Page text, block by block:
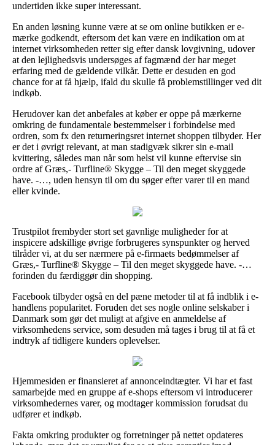
undertiden ikke super interessant.
En anden løsning kunne være at se om online butikken er e-
mærke godkendt, eftersom det kan være en indikation om at
internet virksomheden retter sig efter dansk lovgivning, udover
at den lejlighedsvis undersøges af fagmænd der har meget
erfaring med de gældende vilkår. Dette er desuden en god
chance for at få hjælp, ifald du skulle få problemstillinger ved dit
indkøb.
Herudover kan det anbefales at køber er oppe på mærkerne
omkring de fundamentale bestemmelser i forbindelse med
ordren, som fx den returneringsret internet shoppen tilbyder. Her
er det i øvrigt relevant, at man stadigvæk sikrer sin e-mail
kvittering, således man når som helst vil kunne eftervise sin
ordre af Græs,- Turfline® Skygge – Til den meget skyggede
have. -…, uden hensyn til om du søger efter varer til en mand
eller kvinde.
Trustpilot frembyder stort set gavnlige muligheder for at
inspicere adskillige øvrige forbrugeres synspunkter og herved
tilråder vi, at du ser nærmere på e-firmaets bedømmelser af
Græs,- Turfline® Skygge – Til den meget skyggede have. -…
forinden du færdiggør din shopping.
Facebook tilbyder også en del pæne metoder til at få indblik i e-
handlens popularitet. Foruden det ses nogle online selskaber i
Danmark som gør det muligt at afgive en anmeldelse af
virksomhedens service, som desuden må tages i brug til at få et
indtryk af tidligere kunders oplevelser.
Hjemmesiden er finansieret af annonceindtægter. Vi har et fast
samarbejde med en gruppe af e-shops eftersom vi introducerer
virksomhedernes varer, og modtager kommission forudsat du
udfører et indkøb.
Fakta omkring produkter og forretninger på nettet opdateres